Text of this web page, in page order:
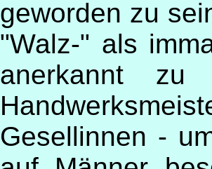
geworden zu
"Walz-" als
anerkannt zu
Gesellinnen -